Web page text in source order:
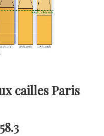
cailles Paris